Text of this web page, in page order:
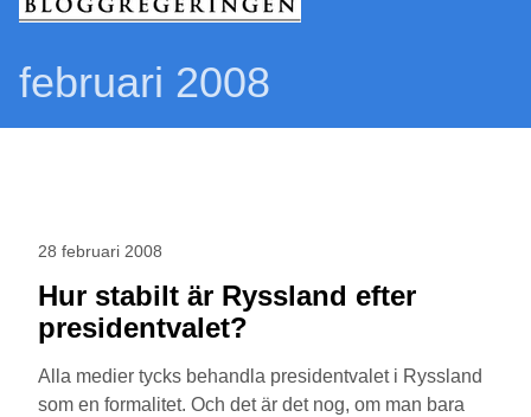
februari 2008
28 februari 2008
Hur stabilt är Ryssland efter
presidentvalet?
Alla medier tycks behandla presidentvalet i Ryssland
som en formalitet. Och det är det nog, om man bara